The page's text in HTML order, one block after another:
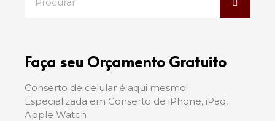
Faça seu Orçamento Gratuito
Conserto de celular é aqui mesmo!
Especializada em Conserto de iPhone, iPad,
Apple Watch